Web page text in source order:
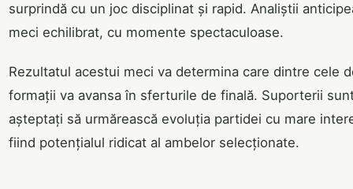
surprindă cu un joc disciplinat și rapid. Analiștii
meci echilibrat, cu momente spectaculoase.
Rezultatul acestui meci va determina care dintre cele
formații va avansa în sferturile de finală. Suporterii
așteptați să urmărească evoluția partidei cu mare
fiind potențialul ridicat al ambelor selecționate.